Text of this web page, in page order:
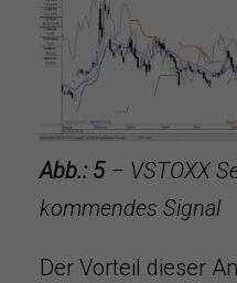
Abb.: 5– VSTOXX
kommendes Signal
Der Vorteil dieser